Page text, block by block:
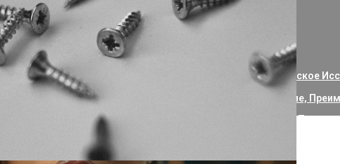
И Современный Итальянский Язык: Историко-Лингвистическое
Пресс МУЛЬТИПРЕСС 20: Особенности, Применение,
уровня под названием FreeBuds 6i.